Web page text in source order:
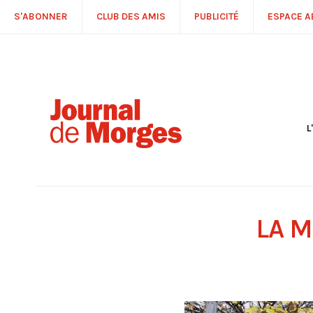
S'ABONNER CLUB DES AMIS PUBLICITÉ ESPACE
LA